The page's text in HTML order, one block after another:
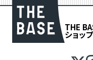
THE
ショッ